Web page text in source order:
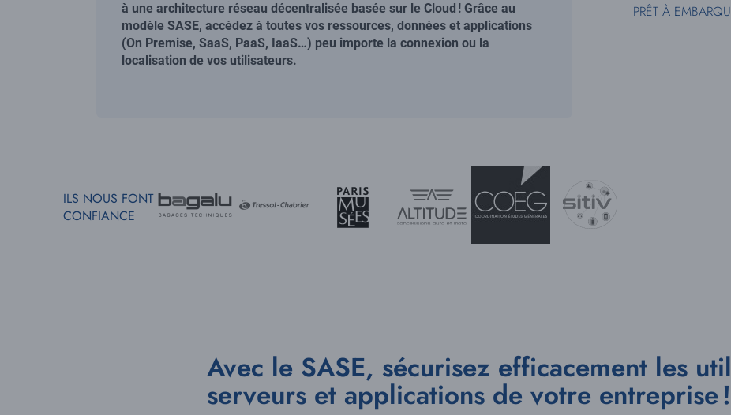
à une architecture réseau décentralisée basée sur le Cloud ! Grâce au
modèle SASE, accédez à toutes vos ressources, données et applications
(On Premise, SaaS, PaaS, IaaS…) peu importe la connexion ou la
localisation de vos utilisateurs.
PRÊT À
ILS NOUS FONT
CONFIANCE
Avec le SASE, sécurisez efficacement les
serveurs et applications de votre entreprise !